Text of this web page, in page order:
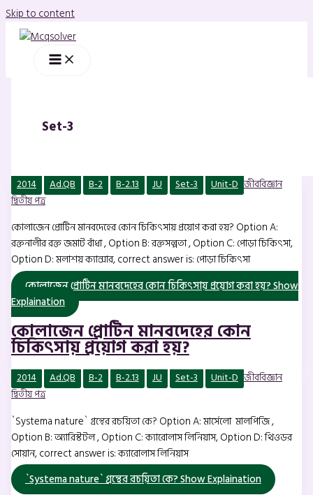
Skip to content
Set-3
2014 Ad.QB B-2 B-2.13 JU Set-3 Unit-D জীববিজ্ঞান
দ্বিতীয় পত্র
কোলাজেন প্রোটিন মানবদেহের কোন চিকিৎসায় প্রয়োগ করা হয়? Option A:
রক্তনালীর রক্ত জমাট বাঁধা , Option B: রক্তসল্পতা , Option C: পোড়া চিকিৎসা,
Option D: মলাশয় ক্যান্সার, correct answer is: পোড়া চিকিৎসা
কোলাজেন প্রোটিন মানবদেহের কোন চিকিৎসায় প্রয়োগ করা হয়?Show
Explaination
কোলাজেন প্রোটিন মানবদেহের কোন
চিকিৎসায় প্রয়োগ করা হয়?
2014 Ad.QB B-2 B-2.13 JU Set-3 Unit-D জীববিজ্ঞান
দ্বিতীয় পত্র
`Systema nature` গ্রন্থের রচয়িতা কে? Option A: মার্সেলো মালপিজি ,
Option B: অ্যারিস্টটল , Option C: ক্যারোলাস লিনিয়াস, Option D: থিওডর
সোয়ান, correct answer is: ক্যারোলাস লিনিয়াস
`Systema nature` গ্রন্থের রচয়িতা কে?Show Explaination